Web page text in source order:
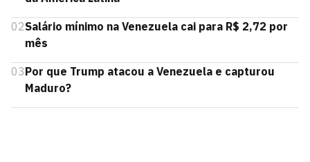
02Salário mínimo na Venezuela cai para R$ 2,72 por
mês
03Por que Trump atacou a Venezuela e capturou
Maduro?